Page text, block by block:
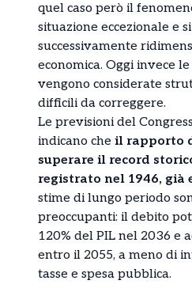
quel caso però il
situazione eccezionale e
successivamente
economica. Oggi invece
vengono considerate
difficili da correggere.
Le previsioni del
indicano che il rapporto
superare il record
registrato nel 1946, già
stime di lungo periodo
preoccupanti: il debito
120% del PIL nel 2036 e
entro il 2055, a meno di
tasse e spesa pubblica.